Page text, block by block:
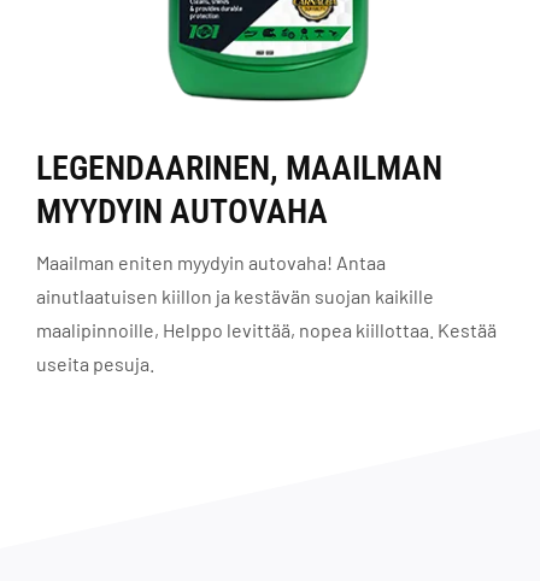
LEGENDAARINEN, MAAILMAN
MYYDYIN AUTOVAHA
Maailman eniten myydyin autovaha! Antaa
ainutlaatuisen kiillon ja kestävän suojan kaikille
maalipinnoille, Helppo levittää, nopea kiillottaa. Kestää
useita pesuja.